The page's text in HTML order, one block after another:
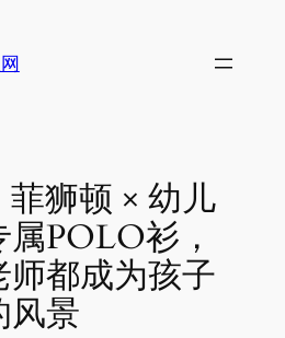
狮顿 × 幼儿
POLO衫，
都成为孩子
风景